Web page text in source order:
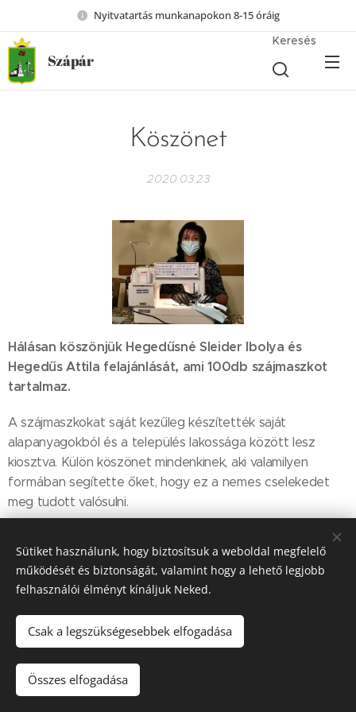
Nyitvatartás munkanapokon 8-15 óráig
Szápár
Keresés
Köszönet
2020.03.23
Hálásan köszönjük Hegedűsné Sleider Ibolya és
Hegedűs Attila felajánlását, ami 100db szájmaszkot
tartalmaz.
A szájmaszkokat saját kezűleg készítették saját
alapanyagokból és a település lakossága között lesz
kiosztva. Külön köszönet mindenkinek, aki valamilyen
formában segítette őket, hogy ez a nemes cselekedet
meg tudott valósulni.
Share
2022. Szápár Község Önkormányzata © Minden jog fenntartva.
Sütiket használunk, hogy biztosítsuk a weboldal megfelelő
működését és biztonságát, valamint hogy a lehető legjobb
felhasználói élményt kínáljuk Neked.
Csak a legszükségesebbek elfogadása
Összes elfogadása